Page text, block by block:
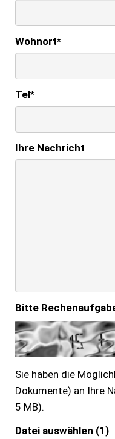
Wohnort*
Tel*
Ihre Nachricht
Bitte
Sie haben die
Dokumente) an Ihre
5 MB).
Datei auswählen (1)